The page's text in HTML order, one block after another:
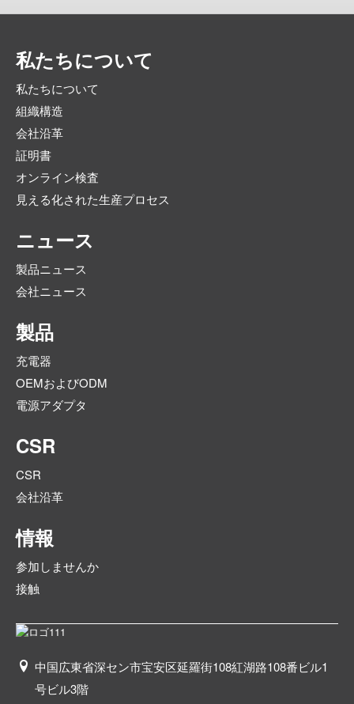
私たちについて
私たちについて
組織構造
会社沿革
証明書
オンライン検査
見える化された生産プロセス
ニュース
製品ニュース
会社ニュース
製品
充電器
OEMおよびODM
電源アダプタ
CSR
CSR
会社沿革
情報
参加しませんか
接触
中国広東省深セン市宝安区延羅街108紅湖路108番ビル1
号ビル3階